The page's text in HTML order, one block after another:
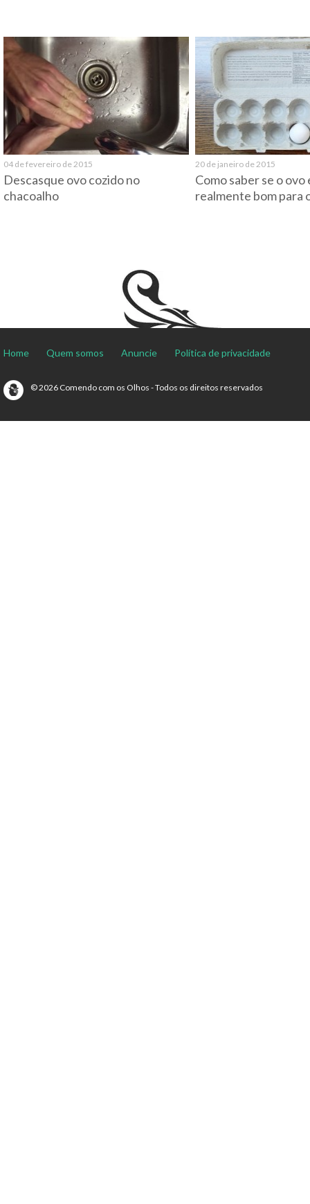
04 de fevereiro de 2015
Descasque ovo cozido no
chacoalho
20 de janeiro de 2015
Como saber se o ovo
realmente bom para
Home Quem somos Anuncie Política de privacidade
© 2026 Comendo com os Olhos - Todos os direitos reservados